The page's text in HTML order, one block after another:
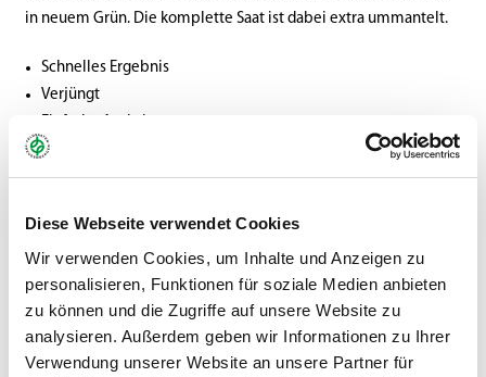
Diese Webseite verwendet Cookies
Wir verwenden Cookies, um Inhalte und Anzeigen zu
personalisieren, Funktionen für soziale Medien anbieten
zu können und die Zugriffe auf unsere Website zu
analysieren. Außerdem geben wir Informationen zu Ihrer
Verwendung unserer Website an unsere Partner für
in neuem Grün. Die komplette Saat ist dabei extra ummantelt.
Schnelles Ergebnis
Verjüngt
Für alle Flächen
Selbstregenerierend
MANTELSAAT® Vital
Gebinde:10 kg Sack
Art.-Nr.:69320 (VE 1)